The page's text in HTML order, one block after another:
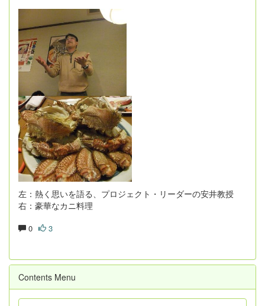
左：熱く思いを語る、プロジェクト・リーダーの安井教授
右：豪華なカニ料理
0 3
Contents Menu